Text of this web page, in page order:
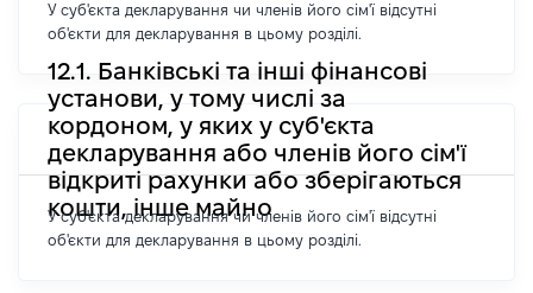
У суб'єкта декларування чи членів його сім'ї відсутні
об'єкти для декларування в цьому розділі.
12.1. Банківські та інші фінансові
установи, у тому числі за
кордоном, у яких у суб'єкта
декларування або членів його сім'ї
відкриті рахунки або зберігаються
кошти, інше майно
У суб'єкта декларування чи членів його сім'ї відсутні
об'єкти для декларування в цьому розділі.